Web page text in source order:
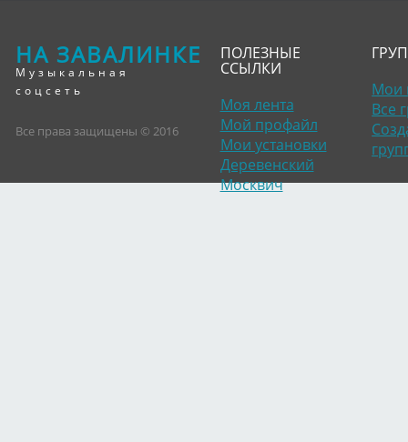
НА ЗАВАЛИНКЕ
Музыкальная
соцсеть
Все права защищены © 2016
ПОЛЕЗНЫЕ
ССЫЛКИ
Моя лента
Мой профайл
Мои установки
Деревенский
Москвич
Мои
Все